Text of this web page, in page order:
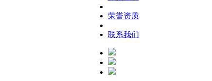
荣誉资质
联系我们